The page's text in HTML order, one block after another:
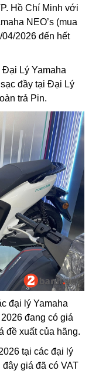
Hồ Chí Minh với
NEO’s (mua
2026 đến hết
Lý Yamaha
đầy tại Đại Lý
trả Pin.
đại lý Yamaha
đang có giá
đề xuất của hãng.
tại các đại lý
giá đã có VAT